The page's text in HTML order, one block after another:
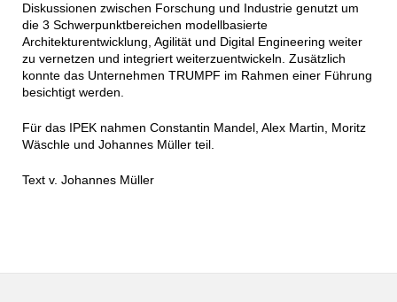
Diskussionen zwischen Forschung und Industrie genutzt um
die 3 Schwerpunktbereichen modellbasierte
Architekturentwicklung, Agilität und Digital Engineering weiter
zu vernetzen und integriert weiterzuentwickeln. Zusätzlich
konnte das Unternehmen TRUMPF im Rahmen einer Führung
besichtigt werden.
Für das IPEK nahmen Constantin Mandel, Alex Martin, Moritz
Wäschle und Johannes Müller teil.
Text v. Johannes Müller